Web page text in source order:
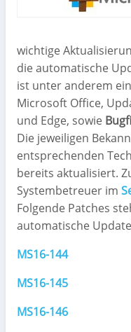
wichtige
die automatische
ist unter anderem
Microsoft Office,
und Edge, sowie
Die jeweiligen
entsprechenden
bereits aktualisiert.
Systembetreuer im
Folgende Patches
automatische
MS16-144
MS16-145
MS16-146